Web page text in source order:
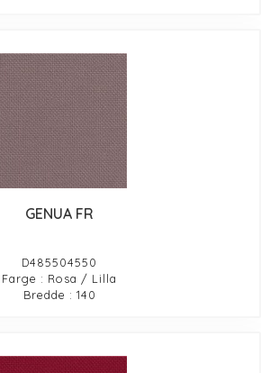
GENUA FR
D485504550
Farge : Rosa / Lilla
Bredde : 140